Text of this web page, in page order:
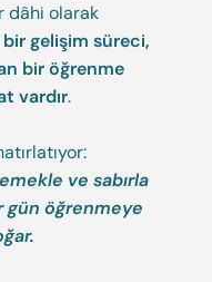
dâhi olarak
gelişim süreci,
bir öğrenme
vardır.
ve sabırla
gün öğrenmeye